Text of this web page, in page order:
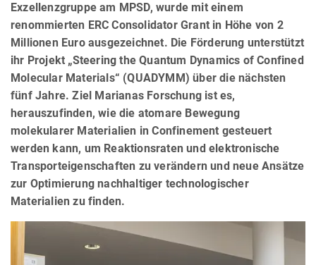
Exzellenzgruppe am MPSD, wurde mit einem
renommierten ERC Consolidator Grant in Höhe von 2
Millionen Euro ausgezeichnet. Die Förderung unterstützt
ihr Projekt „Steering the Quantum Dynamics of Confined
Molecular Materials“ (QUADYMM) über die nächsten
fünf Jahre. Ziel Marianas Forschung ist es,
herauszufinden, wie die atomare Bewegung
molekularer Materialien in Confinement gesteuert
werden kann, um Reaktionsraten und elektronische
Transporteigenschaften zu verändern und neue Ansätze
zur Optimierung nachhaltiger technologischer
Materialien zu finden.